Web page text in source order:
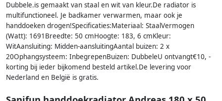
Dubbele.is gemaakt van staal en wit van kleur.De radiator is
multifunctioneel. Je badkamer verwarmen, maar ook je
handdoeken drogen!Specificaties:Materiaal: StaalVermogen
(Watt): 1691Breedte: 50 cmHoogte: 183, 6 cmKleur:
WitAansluiting: Midden-aansluitingAantal buizen: 2 x
20Ophangsysteem: InbegrepenBuizen: DubbeleU ontvangt€10, -
korting bij ieder bijkomend besteld artikel.De levering voor
Nederland en België is gratis.